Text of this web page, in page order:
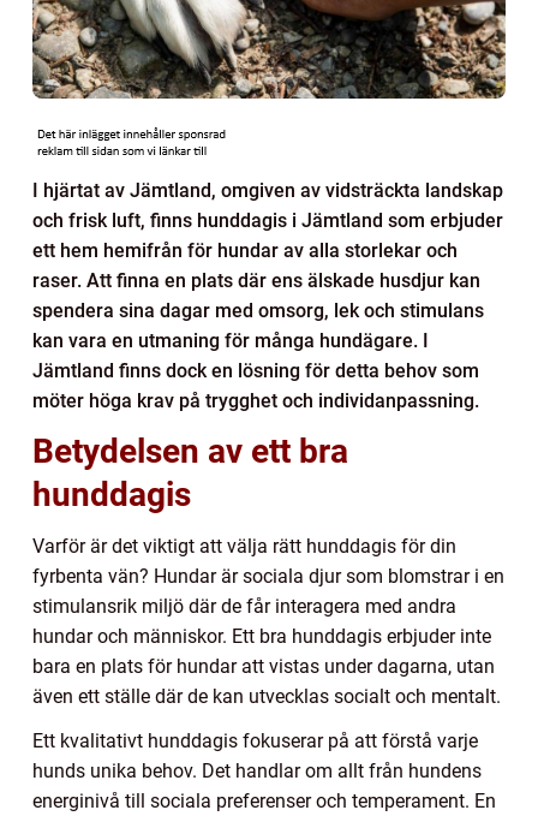
I hjärtat av Jämtland, omgiven av vidsträckta landskap
och frisk luft, finns hunddagis i Jämtland som erbjuder
ett hem hemifrån för hundar av alla storlekar och
raser. Att finna en plats där ens älskade husdjur kan
spendera sina dagar med omsorg, lek och stimulans
kan vara en utmaning för många hundägare. I
Jämtland finns dock en lösning för detta behov som
möter höga krav på trygghet och individanpassning.
Betydelsen av ett bra
hunddagis
Varför är det viktigt att välja rätt hunddagis för din
fyrbenta vän? Hundar är sociala djur som blomstrar i en
stimulansrik miljö där de får interagera med andra
hundar och människor. Ett bra hunddagis erbjuder inte
bara en plats för hundar att vistas under dagarna, utan
även ett ställe där de kan utvecklas socialt och mentalt.
Ett kvalitativt hunddagis fokuserar på att förstå varje
hunds unika behov. Det handlar om allt från hundens
energinivå till sociala preferenser och temperament. En